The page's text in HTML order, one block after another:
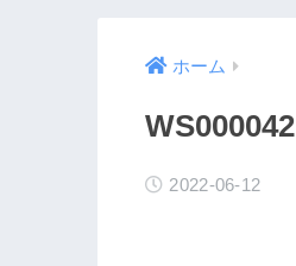
ホーム
WS000042
2022-06-12